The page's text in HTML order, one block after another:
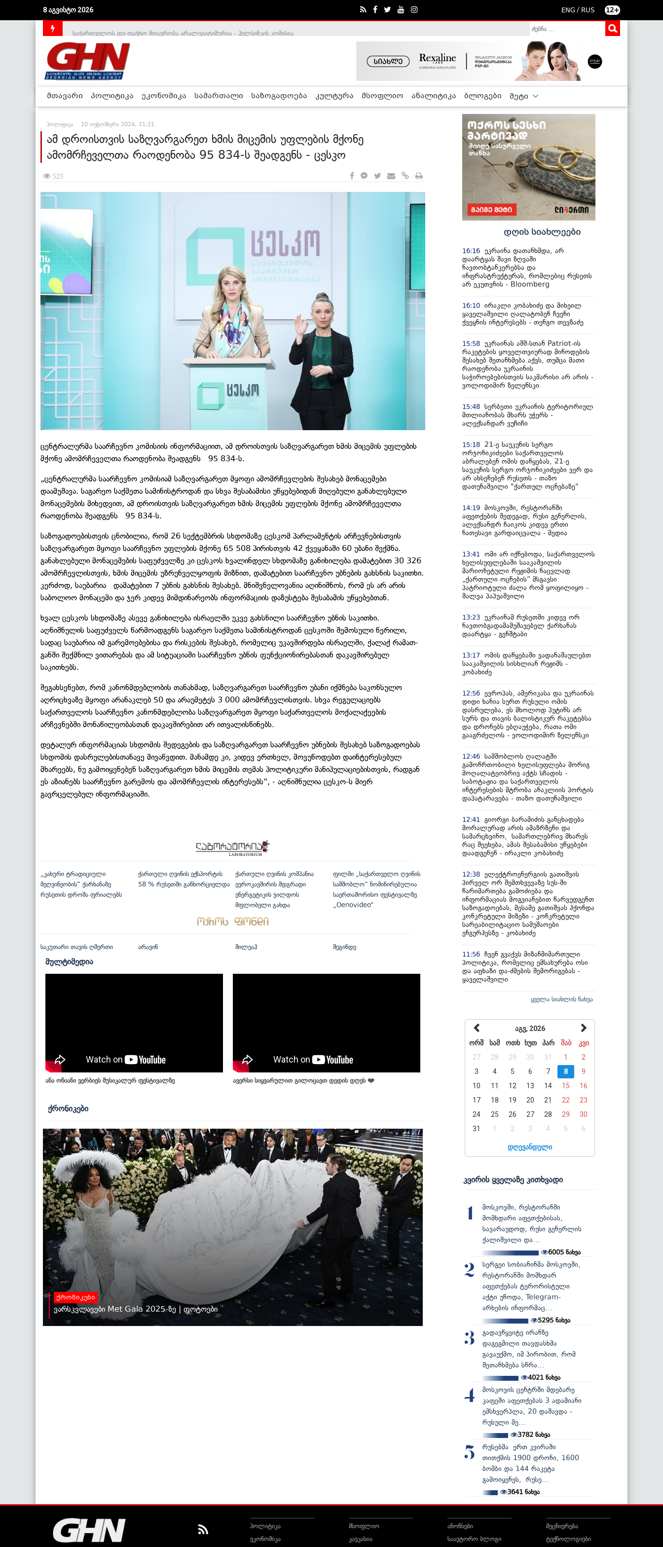
8 აგვისტო 2026 ENG / RUS 12+
მთავარი პოლიტიკა ეკონომიკა სამართალი საზოგადოება კულტურა მსოფლიო ანალიტიკა ბლოგები მეტი
პოლიტიკა 10 ოქტომბერი 2024, 21:21
ამ დროისთვის საზღვარგარეთ ხმის მიცემის უფლების მქონე
ამომრჩეველთა რაოდენობა 95 834-ს შეადგენს - ცესკო
523
ცენტრალურმა საარჩევნო კომისიის ინფორმაციით, ამ დროისთვის საზღვარგარეთ ხმის მიცემის უფლების
მქონე ამომრჩეველთა რაოდენობა შეადგენს 95 834-ს.
„ცენტრალურმა საარჩევნო კომისიამ საზღვარგარეთ მყოფი ამომრჩევლების შესახებ მონაცემები
დაამუშავა. საგარეო საქმეთა სამინისტროდან და სხვა შესაბამისი უწყებებიდან მიღებული განახლებული
მონაცემების მიხედვით, ამ დროისთვის საზღვარგარეთ ხმის მიცემის უფლების მქონე ამომრჩეველთა
რაოდენობა შეადგენს 95 834-ს.
საზოგადოებისთვის ცნობილია, რომ 26 სექტემბრის სხდომაზე ცესკომ პარლამენტის არჩევნებისთვის
საზღვარგარეთ მყოფი საარჩევნო უფლების მქონე 65 508 პირისთვის 42 ქვეყანაში 60 უბანი შექმნა.
განახლებული მონაცემების საფუძველზე კი ცესკოს ხვალინდელ სხდომაზე განიხილება დამატებით 30 326
ამომრჩევლისთვის, ხმის მიცემის უზრუნველყოფის მიზნით, დამატებით საარჩევნო უბნების გახსნის საკითხი.
კერძოდ, საუბარია დამატებით 7 უბნის გახსნის შესახებ. მნიშვნელოვანია აღინიშნოს, რომ ეს არ არის
საბოლოო მონაცემი და ჯერ კიდევ მიმდინარეობს ინფორმაციის დაზუსტება შესაბამის უწყებებთან.
ხვალ ცესკოს სხდომაზე ასევე განიხილება ისრაელში უკვე გახსნილი საარჩევნო უბნის საკითხი.
აღნიშნულის საფუძველს წარმოადგენს საგარეო საქმეთა სამინისტროდან ცესკოში შემოსული წერილი,
სადაც საუბარია იმ გარემოებებისა და რისკების შესახებ, რომელიც უკავშირდება ისრაელში, ქალაქ რამათ-
განში შექმნილ ვითარებას და ამ სიტუაციაში საარჩევნო უბნის ფუნქციონირებასთან დაკავშირებულ
საკითხებს.
შეგახსენებთ, რომ კანონმდებლობის თანახმად, საზღვარგარეთ საარჩევნო უბანი იქმნება საკონსულო
აღრიცხვაზე მყოფი არანაკლებ 50 და არაუმეტეს 3 000 ამომრჩევლისთვის. სხვა რეგულაციებს
საქართველოს საარჩევნო კანონმდებლობა საზღვარგარეთ მყოფი საქართველოს მოქალაქეების
არჩევნებში მონაწილეობასთან დაკავშირებით არ ითვალისწინებს.
დეტალურ ინფორმაციას სხდომის შედეგების და საზღვარგარეთ საარჩევნო უბნების შესახებ საზოგადოებას
სხდომის დასრულებისთანავე მივაწვდით. მანამდე კი, კიდევ ერთხელ, მოვუწოდებთ დაინტერესებულ
მხარეებს, ნუ გამოიყენებენ საზღვარგარეთ ხმის მიცემის თემას პოლიტიკური მანიპულაციებისთვის, რადგან
ეს აზიანებს საარჩევნო გარემოს და ამომრჩევლის ინტერესებს“, - აღნიშნულია ცესკო-ს მიერ
გავრცელებულ ინფორმაციაში.
„კახური ტრადიციული
მეღვინეობის“ ქარხანაზე
რუსეთის დროშა ფრიალებს
ქართული ღვინის ექსპორტის
58 % რუსეთში განხორციელდა
ქართული ღვინის კომპანია
ევროკავშირის მდგრადი
ენერგეტიკის ჯილდოს
მფლობელი გახდა
ფილმი „საქართველო ღვინის
სამშობლო“ ნომინირებულია
საერთაშორისო ფესტივალზე
„Oenovideo“
საკუთარი თავის ღმერთი არავინ შილეაჰ შეგინდე
მულტიმედია
ანა ონიანი ვერბიეს მუსიკალურ ფესტივალზე ავერსი სიყვარულით გილოცავთ დედის დღეს ❤️
ქრონიკები
ქრონიკები
ვარსკვლავები Met Gala 2025-ზე | ფოტოები
დღის სიახლეები
16:16 უკრაინა დათანხმდა, არ
დაარტყას შავი ზღვაში
ნავთობტანკერებსა და
ინფრასტრუქტურას, რომლებიც რუსეთს
არ ეკუთვნის - Bloomberg
16:10 ირაკლი კობახიძე და მიხეილ
ყაველაშვილი ღალატობენ ჩვენი
ქვეყნის ინტერესებს - თენგო თევზაძე
15:58 უკრაინას აშშ-სთან Patriot-ის
რაკეტების ყოველთვიურად მიწოდების
შესახებ შეთანხმება აქვს, თუმცა მათი
რაოდენობა უკრაინის
საჭიროებებისთვის საკმარისი არ არის -
ვოლოდიმირ ზელენსკი
15:48 სერბეთი უკრაინის ტერიტორიულ
მთლიანობას მხარს უჭერს -
ალექსანდარ ვუჩიჩი
15:18
21-ე საუკუნის სერგო
ორჯონიკიძეები საქართველოს
აბრალებენ ომის დაწყებას, 21-ე
საუკუნის სერგო ორჯონიკიძეები ვერ და
არ ახსენებენ რუსეთს - თაზო
დათუნაშვილი "ქართულ ოცნებაზე"
14:19 მოსკოვში, რესტორანში
აფეთქების შედეგად, რუსი გენერლის,
ალექსანდრ ჩაიკოს კიდევ ერთი
ნათესავი გარდაიცვალა - მედია
13:41
ომი არ იქნებოდა, საქართველოს
ხელისუფლებაში სააკაშვილის
მარიონეტული რეჟიმის ნაცვლად
„ქართული ოცნების“ მსგავსი
პატრიოტული ძალა რომ ყოფილიყო -
შალვა პაპუაშვილი
13:23 უკრაინამ რუსეთში კიდევ ორ
ნავთობგადამამუშავებელ ქარხანას
დაარტყა - გენშტაბი
13:17 ომის დაწყებაში ვადანაშაულებთ
სააკაშვილის სისხლიან რეჟიმს -
კობახიძე
12:56 ევროპას, ამერიკასა და უკრაინას
დიდი ხანია სურთ რუსული ომის
დასრულება, ეს მხოლოდ პუტინს არ
სურს და თავის ბალისტიკურ რაკეტებსა
და დრონებს ებღაუჭება, რათა ომი
გააგრძელოს - ვოლოდიმირ ზელენსკი
12:46 სამშობლოს ღალატში
გამოწრთობილი ხელისუფლება მორიგ
მოღალატეობრივ აქტს სჩადის -
საბოტაჟია და საქართველოს
ინტერესების მტრობა ანაკლიის პორტის
დაპატარავება - თაზო დათუნაშვილი
12:41
გიორგი ბარამიძის განცხადება
მორალურად არის ამაზრზენი და
სამარცხვინო, სამართლებრივ მხარეს
რაც შეეხება, ამას შესაბამისი უწყებები
დაადგენენ - ირაკლი კობახიძე
12:38 ელექტროენერგიის გათიშვის
პირველ ორ შემთხვევაზე სუს-ში
წარიმართება გამოძიება და
ინფორმაციას მოგვიანებით წარვუდგენთ
საზოგადოებას, მესამე გათიშვას ჰქონდა
კონკრეტული მიზეზი - კონკრეტული
სარეაბილიტაციო სამუშაოები
ენგურჰესზე - კობახიძე
11:56 ჩვენ გვაქვს მიზანმიმართული
პოლიტიკა, რომელიც ემსახურება ოსი
და აფხაზი და-ძმების შემორიგებას -
ყაველაშვილი
ყველა სიახლის ნახვა
აგვ, 2026
ორშ
სამ ოთხ ხუთ პარ შაბ
კვი
27
28 29 30 31 1
2
3
4 5 6 7 8
9
10
11 12 13 14 15
16
17
18 19 20 21 22
23
24
25 26 27 28 29
30
31
1 2 3 4 5 6
დღევანდელი
კვირის ყველაზე კითხვადი
1
მოსკოვში, რესტორანში
მომხდარი აფეთქებისას,
სავარაუდოდ, რუსი გენერლის
ქალიშვილი და...
6005 ნახვა
2
სერგეი სობიანინმა მოსკოვში,
რესტორანში მომხდარ
აფეთქებას ტერორისტული
აქტი უწოდა, Telegram-
არხების ინფორმაც...
5295 ნახვა
3
გადავწყვიტე ირანზე
დაგეგმილი თავდასხმა
გავაუქმო, იმ პირობით, რომ
შეთანხმება სწრა...
4021ნახვა
4
მოსკოვის ცენტრში მდებარე
კაფეში აფეთქებას 3 ადამიანი
ემსხვერპლა, 20 დაშავდა -
რუსული მე...
3782ნახვა
5
რუსებმა ერთ კვირაში
თითქმის 1900 დრონი, 1600
ბომბი და 144 რაკეტა
გამოიყენეს, რუსე...
3641 ნახვა
პოლიტიკა
ეკონომიკა
მსოფლიო
კავკასია
ანონსები
საავტორო ბლოგი
მეცნიერება
ტექნოლოგიები